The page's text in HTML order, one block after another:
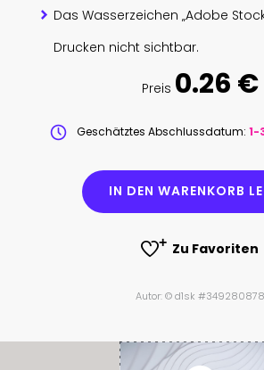
Das Wasserzeichen „Adobe
Drucken nicht sichtbar.
Preis 0.26 €
Geschätztes Abschlussdatum: 1-
IN DEN WARENKORB
Zu Favoriten
Autor: © d1sk #349280878